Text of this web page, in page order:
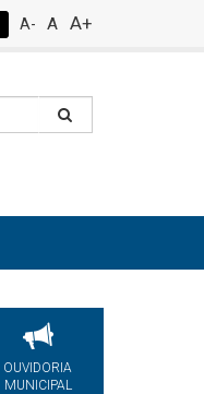
A- A A+
OUVIDORIA
MUNICIPAL